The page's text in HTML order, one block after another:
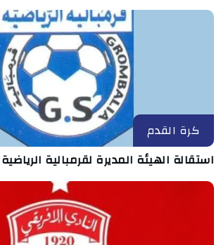
كرة القدم
استقالة الهيئة المديرة لقرمبالية الرياضية